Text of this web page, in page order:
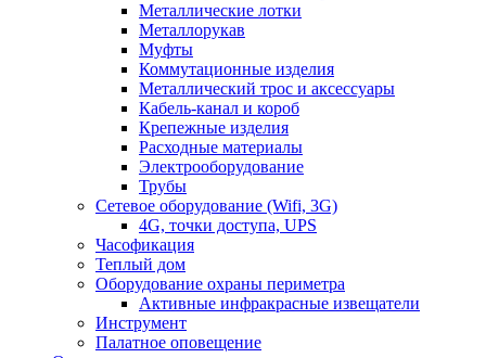
Металлические лотки
Металлорукав
Муфты
Коммутационные изделия
Металлический трос и аксессуары
Кабель-канал и короб
Крепежные изделия
Расходные материалы
Электрооборудование
Трубы
Сетевое оборудование (Wifi, 3G)
4G, точки доступа, UPS
Часофикация
Теплый дом
Оборудование охраны периметра
Активные инфракрасные извещатели
Инструмент
Палатное оповещение